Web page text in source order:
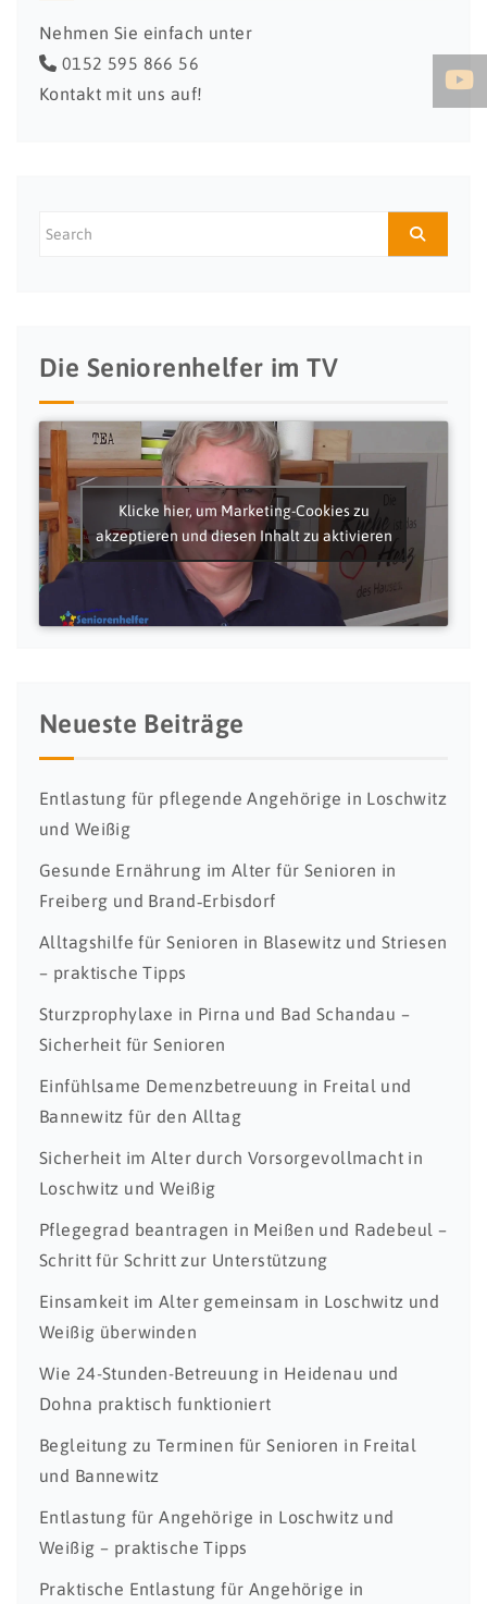
Nehmen Sie einfach unter
0152 595 866 56
Kontakt mit uns auf!
Die Seniorenhelfer im TV
Klicke hier, um Marketing-Cookies zu
akzeptieren und diesen Inhalt zu aktivieren
Neueste Beiträge
Entlastung für pflegende Angehörige in Loschwitz
und Weißig
Gesunde Ernährung im Alter für Senioren in
Freiberg und Brand‑Erbisdorf
Alltagshilfe für Senioren in Blasewitz und Striesen
– praktische Tipps
Sturzprophylaxe in Pirna und Bad Schandau –
Sicherheit für Senioren
Einfühlsame Demenzbetreuung in Freital und
Bannewitz für den Alltag
Sicherheit im Alter durch Vorsorgevollmacht in
Loschwitz und Weißig
Pflegegrad beantragen in Meißen und Radebeul –
Schritt für Schritt zur Unterstützung
Einsamkeit im Alter gemeinsam in Loschwitz und
Weißig überwinden
Wie 24-Stunden-Betreuung in Heidenau und
Dohna praktisch funktioniert
Begleitung zu Terminen für Senioren in Freital
und Bannewitz
Entlastung für Angehörige in Loschwitz und
Weißig – praktische Tipps
Praktische Entlastung für Angehörige in